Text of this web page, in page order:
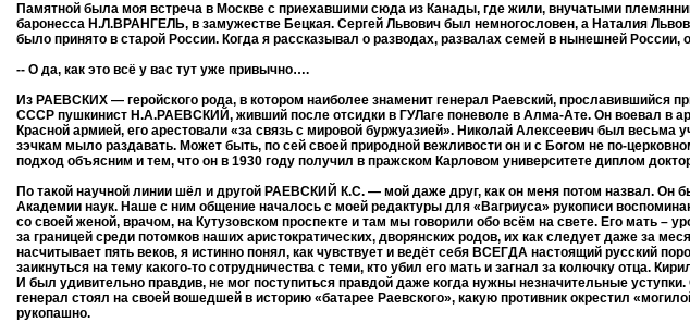
Памятной была моя встреча в Москве с приехавшими сюда из Канады, где жили, внучатыми
баронесса Н.Л.ВРАНГЕЛЬ, в замужестве Бецкая. Сергей Львович был немногословен, а Наталия
было принято в старой России. Когда я рассказывал о разводах, развалах семей в нынешней
-- О да, как это всё у вас тут уже привычно….
Из РАЕВСКИХ — геройского рода, в котором наиболее знаменит генерал Раевский, прославившийся
СССР пушкинист Н.А.РАЕВСКИЙ, живший после отсидки в ГУЛаге поневоле в Алма-Ате. Он воевал в
Красной армией, его арестовали «за связь с мировой буржуазией». Николай Алексеевич был
зэчкам мыло раздавать. Может быть, по сей своей природной вежливости он и с Богом не по-
подход объясним и тем, что он в 1930 году получил в пражском Карловом университете диплом
По такой научной линии шёл и другой РАЕВСКИЙ К.С. — мой даже друг, как он меня потом назвал.
Академии наук. Наше с ним общение началось с моей редактуры для «Вагриуса» рукописи
со своей женой, врачом, на Кутузовском проспекте и там мы говорили обо всём на свете. Его мать
за границей среди потомков наших аристократических, дворянских родов, их как следует даже за
насчитывает пять веков, я истинно понял, как чувствует и ведёт себя ВСЕГДА настоящий русский
заикнуться на тему какого-то сотрудничества с теми, кто убил его мать и загнал за колючку отца.
И был удивительно правдив, не мог поступиться правдой даже когда нужны незначительные
генерал стоял на своей вошедшей в историю «батарее Раевского», какую противник окрестил
рукопашно.